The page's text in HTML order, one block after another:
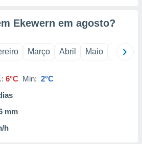
Ekewern em agosto?
Março Abril Maio Junho
6°C Min: 2°C
mm
h